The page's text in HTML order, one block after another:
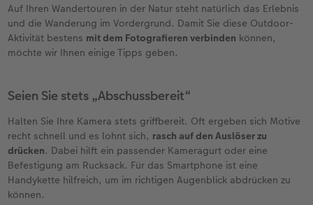
Auf Ihren Wandertouren in der Natur steht natürlich das Erlebnis
und die Wanderung im Vordergrund. Damit Sie diese Outdoor-
Aktivität bestens mit dem Fotografieren verbinden können,
möchte wir Ihnen einige Tipps geben.
Seien Sie stets „Abschussbereit“
Halten Sie Ihre Kamera stets griffbereit. Oft ergeben sich Motive
recht schnell und es lohnt sich, rasch auf den Auslöser zu
drücken. Dabei hilft ein passender Kameragurt oder eine
Befestigung am Rucksack. Für das Smartphone ist eine
Handykette hilfreich, um im richtigen Augenblick abdrücken zu
können.